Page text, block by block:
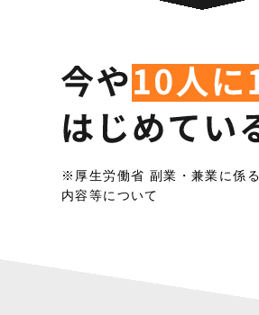
※厚生労働省 副業・兼業に係
内容等について